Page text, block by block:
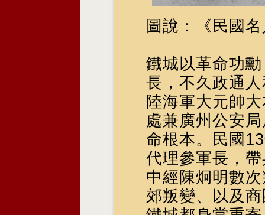
圖說：《民國
鐵城以革命功
長，不久政通
陸海軍大元帥
處兼廣州公安
命根本。民國
代理參軍長，
中經陳炯明數
郊叛變、以及